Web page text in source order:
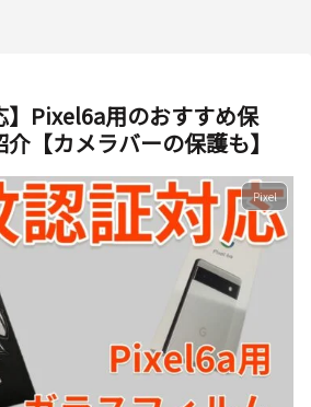
】Pixel6a用のおすすめ保
【カメラバーの保護も】
Pixel